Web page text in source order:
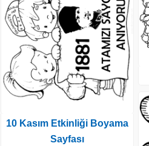
10 Kasım Etkinliği Boyama
Sayfası